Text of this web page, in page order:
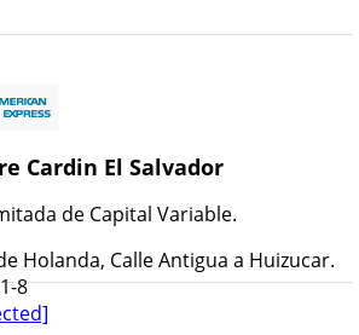
Cardin El Salvador
de Capital Variable.
Holanda, Calle Antigua a Huizucar.
8